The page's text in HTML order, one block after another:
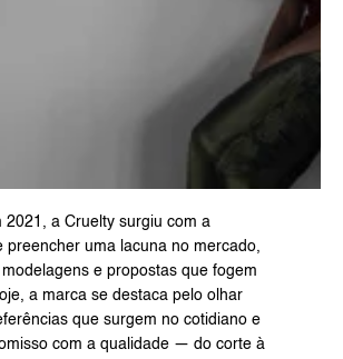
2021, a Cruelty surgiu com a
preencher uma lacuna no mercado,
e propostas que fogem
a marca se destaca pelo olhar
que surgem no cotidiano e
com a qualidade — do corte à